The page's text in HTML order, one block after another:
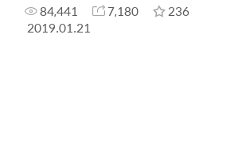
84,441 7,180
236
2019.01.21